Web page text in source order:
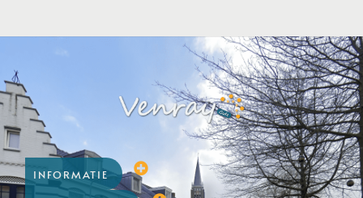
INFORMATIE